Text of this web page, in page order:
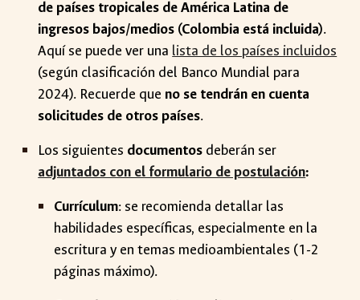
de países tropicales de América Latina de
ingresos bajos/medios (Colombia está incluida).
Aquí se puede ver una lista de los países incluidos
(según clasificación del Banco Mundial para
2024). Recuerde que no se tendrán en cuenta
solicitudes de otros países.
Los siguientes documentos deberán ser
adjuntados con el formulario de postulación:
Currículum: se recomienda detallar las
habilidades específicas, especialmente en la
escritura y en temas medioambientales (1-2
páginas máximo).